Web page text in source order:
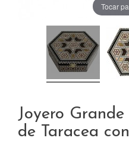
Tocar
Joyero
de Taracea